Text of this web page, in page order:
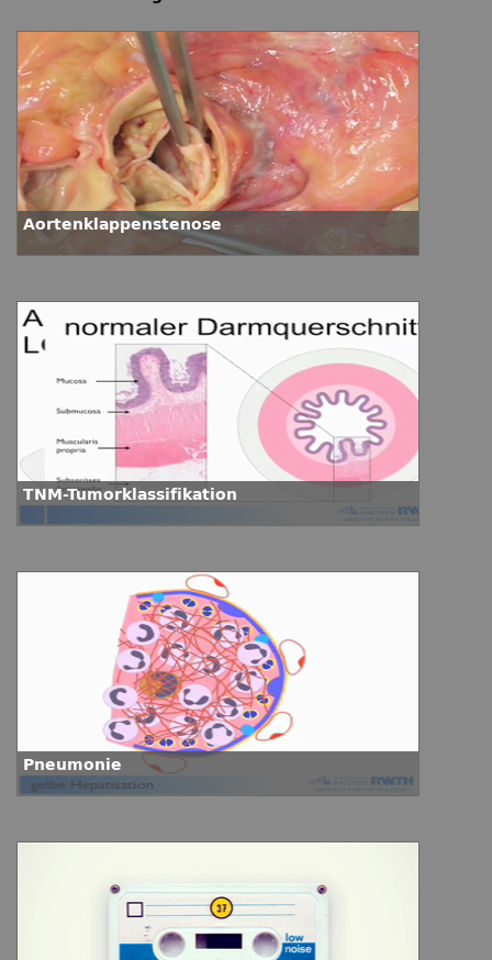
Aortenklappenstenose
TNM-Tumorklassifikation
Pneumonie